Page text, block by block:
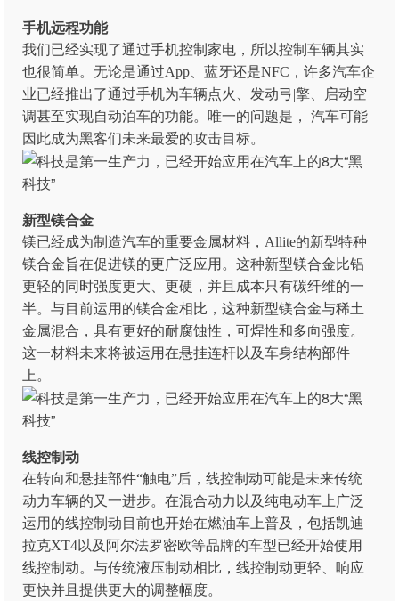
手机远程功能
我们已经实现了通过手机控制家电，所以控制车辆其实
也很简单。无论是通过App、蓝牙还是NFC，许多汽车企
业已经推出了通过手机为车辆点火、发动弓|擎、启动空
调甚至实现自动泊车的功能。唯一的问题是， 汽车可能
因此成为黑客们未来最爱的攻击目标。
新型镁合金
镁已经成为制造汽车的重要金属材料，Allite的新型特种
镁合金旨在促进镁的更广泛应用。这种新型镁合金比铝
更轻的同时强度更大、更硬，并且成本只有碳纤维的一
半。与目前运用的镁合金相比，这种新型镁合金与稀土
金属混合，具有更好的耐腐蚀性，可焊性和多向强度。
这一材料未来将被运用在悬挂连杆以及车身结构部件
上。
线控制动
在转向和悬挂部件“触电”后，线控制动可能是未来传统
动力车辆的又一进步。在混合动力以及纯电动车上广泛
运用的线控制动目前也开始在燃油车上普及，包括凯迪
拉克XT4以及阿尔法罗密欧等品牌的车型已经开始使用
线控制动。与传统液压制动相比，线控制动更轻、响应
更快并且提供更大的调整幅度。